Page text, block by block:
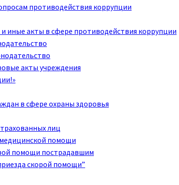
противодействия коррупции
иные акты в сфере противодействия коррупции
акты учреждения
в сфере охраны здоровья
лиц
помощи
помощи пострадавшим
скорой помощи”